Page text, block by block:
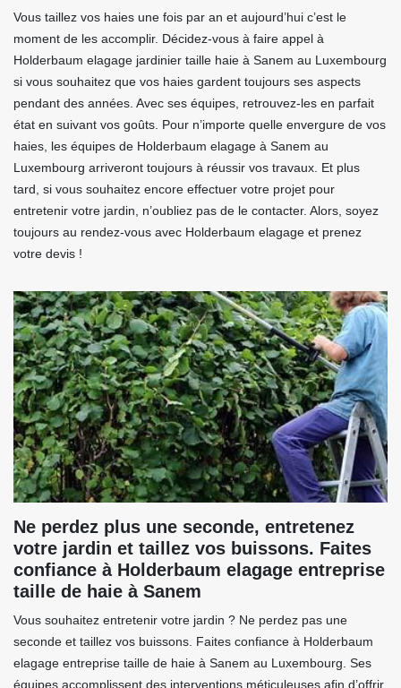
Vous taillez vos haies une fois par an et aujourd’hui c’est le
moment de les accomplir. Décidez-vous à faire appel à
Holderbaum elagage jardinier taille haie à Sanem au Luxembourg
si vous souhaitez que vos haies gardent toujours ses aspects
pendant des années. Avec ses équipes, retrouvez-les en parfait
état en suivant vos goûts. Pour n’importe quelle envergure de vos
haies, les équipes de Holderbaum elagage à Sanem au
Luxembourg arriveront toujours à réussir vos travaux. Et plus
tard, si vous souhaitez encore effectuer votre projet pour
entretenir votre jardin, n’oubliez pas de le contacter. Alors, soyez
toujours au rendez-vous avec Holderbaum elagage et prenez
votre devis !
Ne perdez plus une seconde, entretenez
votre jardin et taillez vos buissons. Faites
confiance à Holderbaum elagage entreprise
taille de haie à Sanem
Vous souhaitez entretenir votre jardin ? Ne perdez pas une
seconde et taillez vos buissons. Faites confiance à Holderbaum
elagage entreprise taille de haie à Sanem au Luxembourg. Ses
équipes accomplissent des interventions méticuleuses afin d’offrir